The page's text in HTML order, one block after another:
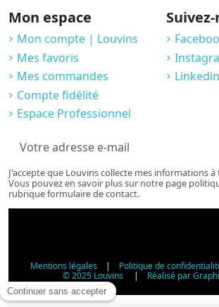
Mon espace
Mon compte | Louvins
Mes favoris
Mes commandes
Compte fidélité
Espace Professionnel
Linkedin
J'accepte que Louvins collecte mes informations
Vous pouvez en savoir plus sur notre page
rubrique formulaire de contact.
Mentions légales | Politique de
© 2025 Louvins | Réalisé par